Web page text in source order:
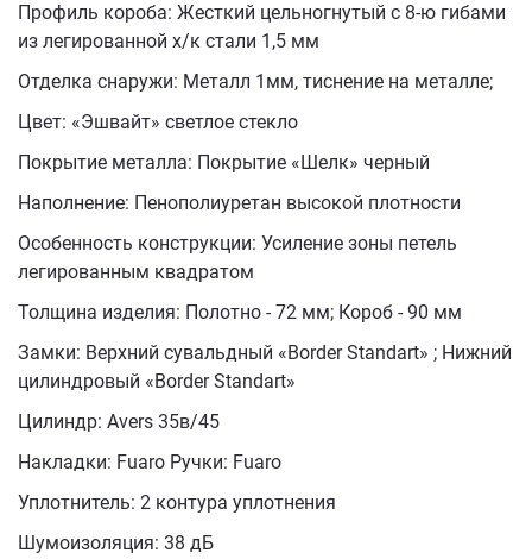
Профиль короба: Жесткий цельногнутый с 8-ю гибами
из легированной х/к стали 1,5 мм
Отделка снаружи: Металл 1мм, тиснение на металле​;
Цвет: «Эшвайт» светлое стекло​ ​
Покрытие металла: Покрытие «Шелк» черный ​
Наполнение: Пенополиуретан высокой плотности ​
Особенность конструкции: Усиление зоны петель
легированным квадратом ​​
Толщина изделия: Полотно - 72 мм; Короб - 90 мм ​​
Замки: Верхний сувальдный «Border Standart» ; Нижний
цилиндровый «Border Standart»
​​Цилиндр: Avers 35в/45
​​Накладки: Fuaro ​​Ручки: Fuaro ​​
Уплотнитель: 2 контура уплотнения
​​Шумоизоляция: 38 дБ